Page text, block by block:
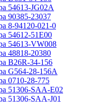
54613-JG02A
90385-23037
8-94120-021-0
54612-51E00
54613-VW008
48818-20380
B26R-34-156
G564-28-156A
0710-28-775
51306-SAA-E02
51306-SAA-J01